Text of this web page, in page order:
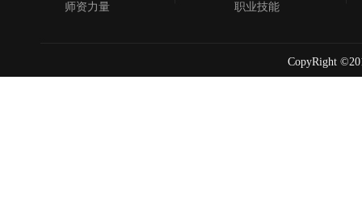
师资力量
职业技能
CopyRight